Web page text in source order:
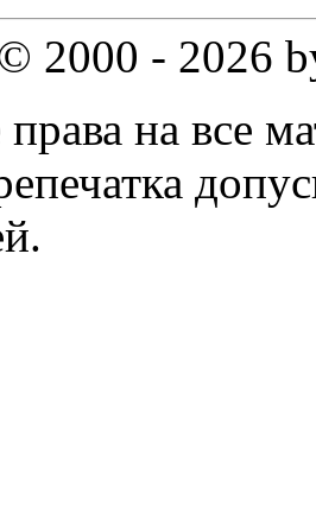
2000 - 2026
на все